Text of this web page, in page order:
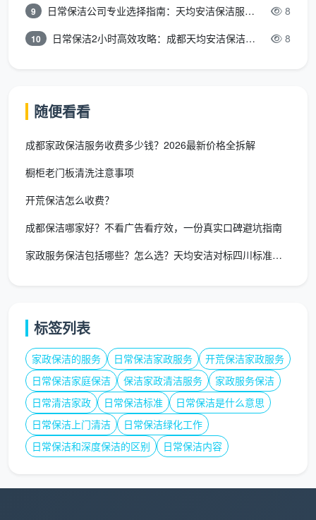
次；深度保洁约 450-600 元
三居室（90-120㎡）：日常保洁约 350-480 元/
人员，深度保洁约 900-1300 元
如果你正在对比多个渠道，问成都找保洁多少钱一
能让不同报价站在同一条起跑线上。
选天均安洁保洁，让“找保洁”从猜价格变成
享服务
先沟通、后报价
出区间报价而非模糊低价引诱。
拒绝中途加价：签约时锁定总费用，非客户新增需求
绝不临时收取“重油费”“超面积费”。
全自营员工：每位保洁员经过系统培训，统一配备分
区色标毛巾和高温消毒设备，保障每小时的清洁效
9 日常保洁公司专业选择指南：天均安洁保洁服务全解析 8
10 日常保洁2小时高效攻略：成都天均安洁保洁专业时间管理方案 8
随便看看
成都家政保洁服务收费多少钱？2026最新价格全拆解
橱柜老门板清洗注意事项
开荒保洁怎么收费？
成都保洁哪家好？不看广告看疗效，一份真实口碑避坑指南
家政服务保洁包括哪些？怎么选？天均安洁对标四川标准一文讲透
标签列表
家政保洁的服务 日常保洁家政服务
开荒保洁家政服务
日常保洁家庭保洁
保洁家政清洁服务
家政服务保洁
日常清洁家政
日常保洁标准
日常保洁是什么意思
日常保洁上门清洁
日常保洁绿化工作
日常保洁和深度保洁的区别
日常保洁内容